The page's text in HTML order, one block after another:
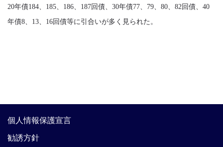
20年債184、185、186、187回債、30年債77、79、80、82回債、40
年債8、13、16回債等に引合いが多く見られた。
個人情報保護宣言
勧誘方針